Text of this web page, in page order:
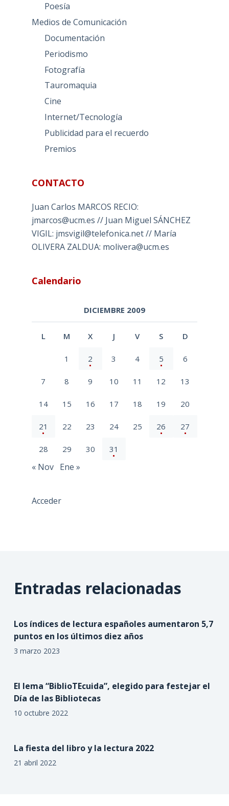
Poesía
Medios de Comunicación
Documentación
Periodismo
Fotografía
Tauromaquia
Cine
Internet/Tecnología
Publicidad para el recuerdo
Premios
CONTACTO
Juan Carlos MARCOS RECIO:
jmarcos@ucm.es // Juan Miguel SÁNCHEZ
VIGIL: jmsvigil@telefonica.net // María
OLIVERA ZALDUA: molivera@ucm.es
Calendario
DICIEMBRE 2009
L M X J V S D
1 2 3 4 5 6
7 8 9 10 11 12 13
14 15 16 17 18 19 20
21 22 23 24 25 26 27
28 29 30 31
« Nov Ene »
Acceder
Entradas relacionadas
Los índices de lectura españoles aumentaron 5,7
puntos en los últimos diez años
3 marzo 2023
El lema “BiblioTEcuida”, elegido para festejar el
Día de las Bibliotecas
10 octubre 2022
La fiesta del libro y la lectura 2022
21 abril 2022